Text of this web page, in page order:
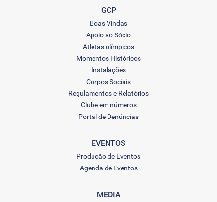
GCP
Boas Vindas
Apoio ao Sócio
Atletas olímpicos
Momentos Históricos
Instalações
Corpos Sociais
Regulamentos e Relatórios
Clube em números
Portal de Denúncias
EVENTOS
Produção de Eventos
Agenda de Eventos
MEDIA